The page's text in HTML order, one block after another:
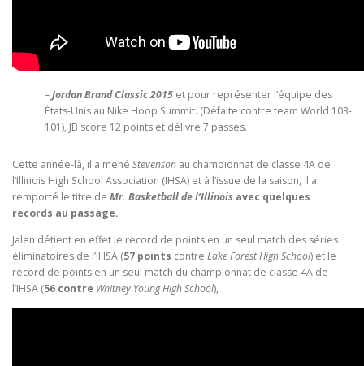
–Jordan Brand Classic 2015 et pour représenter l’équipe des
États-Unis au Nike Hoop Summit. (Défaite contre team World 103-
101), JB score 12 points et délivre 7 passes.
Cette année-là, il a mené Stevenson au championnat de classe 4A de
l’Illinois High School Association (IHSA) et à l’issue de la saison, il a
remporté le titre de Mr. Basketball de l’Illinois avec quelques
records au passage.
Jalen détient en effet le record de points en un seul match des séries
éliminatoires de l’IHSA (57 points contre Lake Forest High School) et le
record de points en un seul match du championnat de classe 4A de
l’IHSA (56 contre Whitney Young High School),